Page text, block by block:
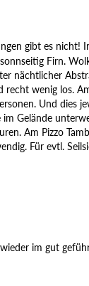
gibt es nicht!
Firn.
nächtlicher
recht wenig los.
Und dies
Gelände
Am Pizzo
Für evtl.
im gut